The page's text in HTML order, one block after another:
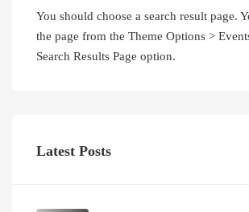
You should choose a search result page.
the page from the Theme Options >
Search Results Page option.
Latest Posts